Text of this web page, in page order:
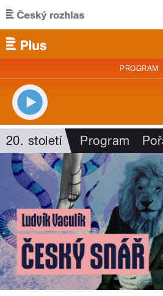
Přejít k hlavnímu obsahu
PROGRAM
20. století Program